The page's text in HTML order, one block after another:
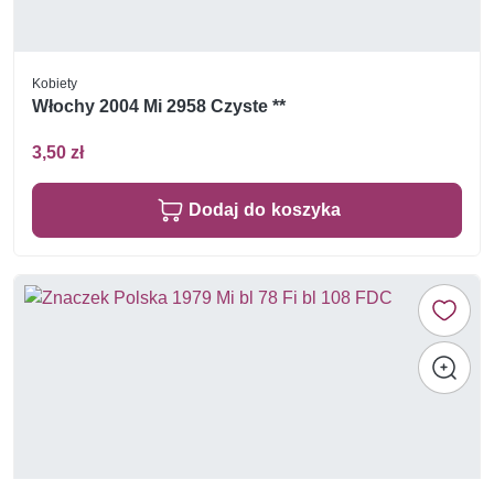
Kobiety
Włochy 2004 Mi 2958 Czyste **
3,50 zł
Dodaj do koszyka